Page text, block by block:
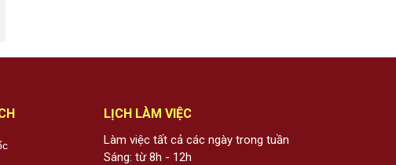
LỊCH LÀM VIỆC
Làm việc tất cả các ngày trong tuần
Sáng: từ 8h - 12h